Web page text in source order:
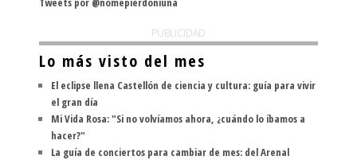
PUBLICIDAD
Lo más visto del mes
El eclipse llena Castellón de ciencia y cultura: guía para vivir
el gran día
Mi Vida Rosa: "Si no volvíamos ahora, ¿cuándo lo íbamos a
hacer?"
La guía de conciertos para cambiar de mes: del Arenal